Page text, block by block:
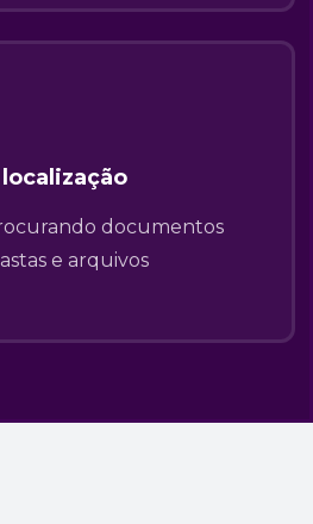
documentos
e arquivos